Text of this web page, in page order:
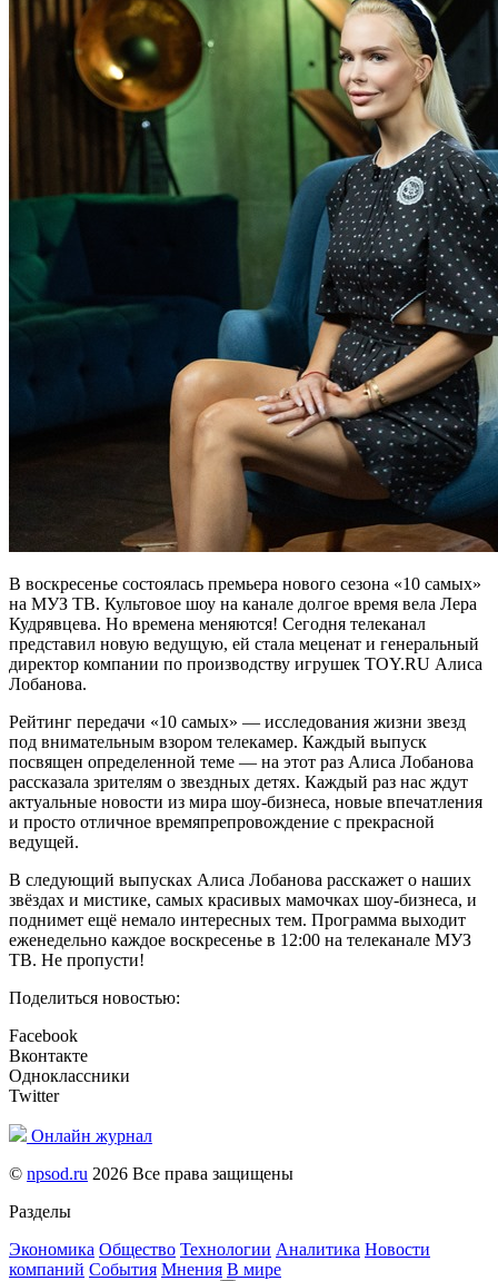
В воскресенье состоялась премьера нового сезона «10 самых»
на МУЗ ТВ. Культовое шоу на канале долгое время вела Лера
Кудрявцева. Но времена меняются! Сегодня телеканал
представил новую ведущую, ей стала меценат и генеральный
директор компании по производству игрушек TOY.RU Алиса
Лобанова.
Рейтинг передачи «10 самых» — исследования жизни звезд
под внимательным взором телекамер. Каждый выпуск
посвящен определенной теме — на этот раз Алиса Лобанова
рассказала зрителям о звездных детях. Каждый раз нас ждут
актуальные новости из мира шоу-бизнеса, новые впечатления
и просто отличное времяпрепровождение с прекрасной
ведущей.
В следующий выпусках Алиса Лобанова расскажет о наших
звёздах и мистике, самых красивых мамочках шоу-бизнеса, и
поднимет ещё немало интересных тем. Программа выходит
еженедельно каждое воскресенье в 12:00 на телеканале МУЗ
ТВ. Не пропусти!
Поделиться новостью:
Facebook
Вконтакте
Одноклассники
Twitter
Онлайн журнал
© npsod.ru 2026 Все права защищены
Разделы
Экономика Общество Технологии Аналитика Новости
компаний События Мнения В мире